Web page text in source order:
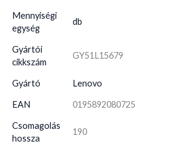
Mennyiségi
egység
db
Gyártói
cikkszám
GY51L15679
Gyártó Lenovo
EAN 0195892080725
Csomagolás
hossza
190